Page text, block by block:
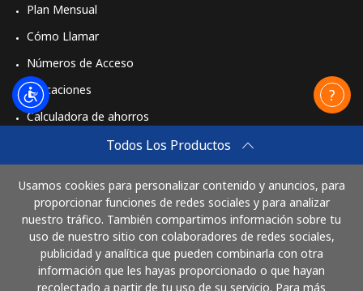
Todos Los Productos
Usamos cookies para personalizar contenido y anuncios, para
proporcionar funciones de redes sociales y para analizar
nuestro tráfico. También compartimos información sobre tu
uso de nuestro sitio con colaboradores de redes sociales,
publicidad y analítica que pueden combinarla con otra
información que les hayas proporcionado o que hayan
recolectado a partir de tu uso de su servicio. Para más
Plan Mensual
Cómo Llamar
Números de Acceso
Aplicaciones
Calculadora de ahorros
Comprar
Cómo funciona
Paga con